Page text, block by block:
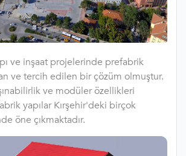
ve inşaat projelerinde prefabrik
ve tercih edilen bir çözüm olmuştur.
ve modüler özellikleri
yapılar Kırşehir'deki birçok
öne çıkmaktadır.